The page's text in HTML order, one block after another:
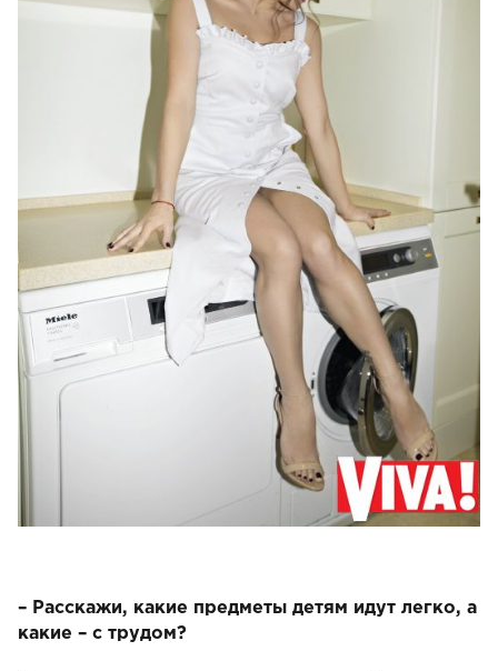
– Расскажи, какие предметы детям идут легко, а
какие – с трудом?